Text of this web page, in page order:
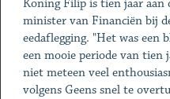
Koning Filip is tien jaar aan
minister van Financiën bij
eedaflegging. "Het was een
een mooie periode van
niet meteen veel
volgens Geens snel te